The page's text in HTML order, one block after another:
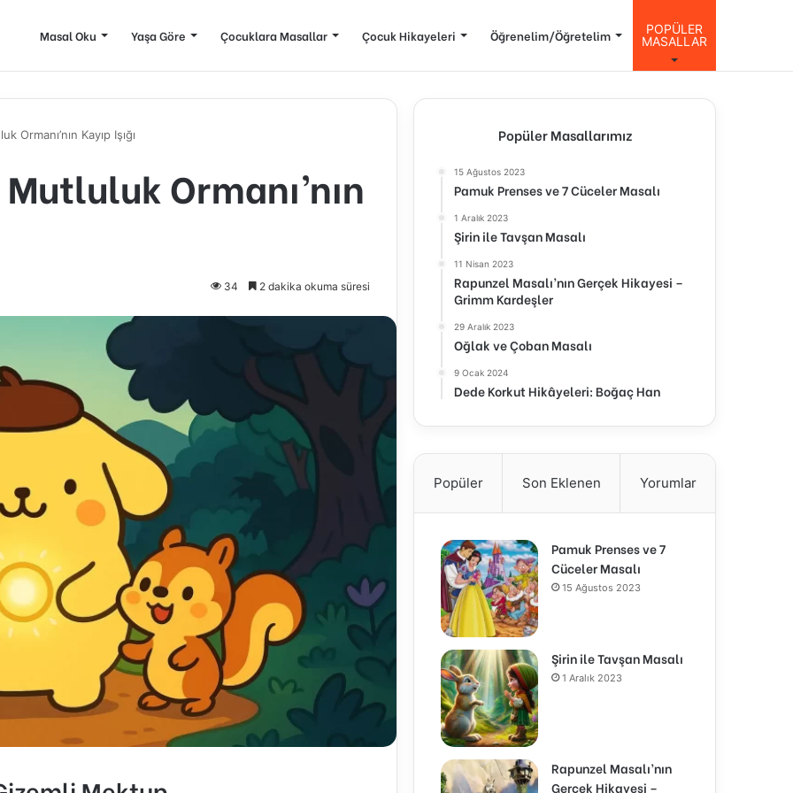
Masal Oku Yaşa Göre Çocuklara Masallar Çocuk Hikayeleri Öğrenelim/Öğretelim
POPÜLER
MASALLAR
Kayıp Işığı
Ormanı’nın
34 2 dakika okuma süresi
Popüler Masallarımız
15 Ağustos 2023
Pamuk Prenses ve 7 Cüceler Masalı
1 Aralık 2023
Şirin ile Tavşan Masalı
11 Nisan 2023
Rapunzel Masalı’nın Gerçek Hikayesi –
Grimm Kardeşler
29 Aralık 2023
Oğlak ve Çoban Masalı
9 Ocak 2024
Dede Korkut Hikâyeleri: Boğaç Han
Popüler Son Eklenen Yorumlar
Pamuk Prenses ve 7
Cüceler Masalı
15 Ağustos 2023
Şirin ile Tavşan Masalı
1 Aralık 2023
Rapunzel Masalı’nın
Gerçek Hikayesi –